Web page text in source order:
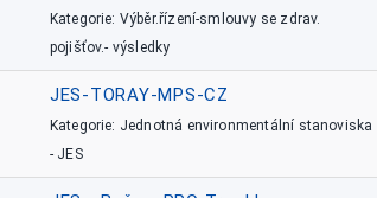
Kategorie: Výběr.řízení-smlouvy se zdrav.
pojišťov.- výsledky
JES-TORAY-MPS-CZ
Kategorie: Jednotná environmentální stanoviska
- JES